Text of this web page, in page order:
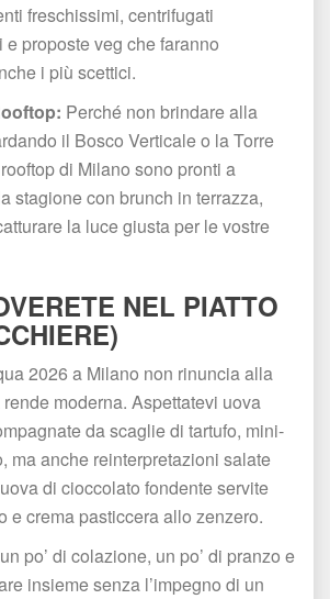
freschissimi, centrifugati
e proposte veg che faranno
i più scettici.
Perché non brindare alla
il Bosco Verticale o la Torre
di Milano sono pronti a
stagione con brunch in terrazza,
la luce giusta per le vostre
NEL PIATTO
2026 a Milano non rinuncia alla
moderna. Aspettatevi uova
da scaglie di tartufo, mini-
ma anche reinterpretazioni salate
di cioccolato fondente servite
e crema pasticcera allo zenzero.
po’ di colazione, un po’ di pranzo e
insieme senza l’impegno di un